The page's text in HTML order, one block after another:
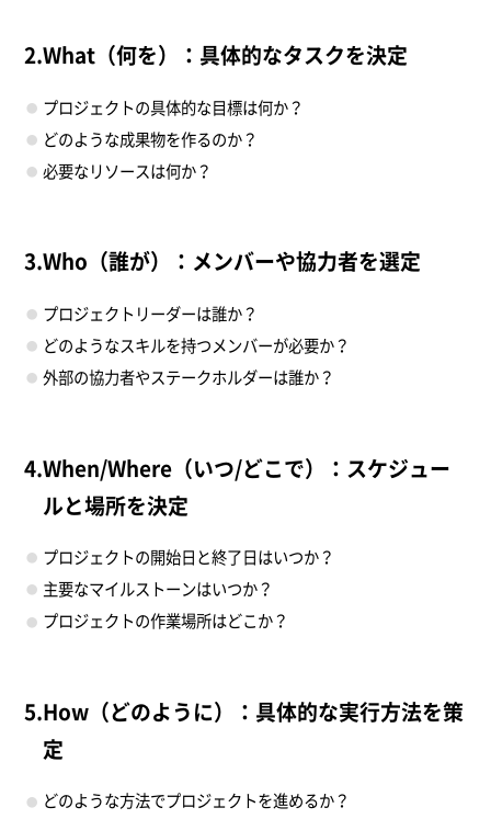
2.What（何を）：具体的なタスクを決定
プロジェクトの具体的な目標は何か？
どのような成果物を作るのか？
必要なリソースは何か？
3.Who（誰が）：メンバーや協力者を選定
プロジェクトリーダーは誰か？
どのようなスキルを持つメンバーが必要か？
外部の協力者やステークホルダーは誰か？
4.When/Where（いつ/どこで）：スケジュー
ルと場所を決定
プロジェクトの開始日と終了日はいつか？
主要なマイルストーンはいつか？
プロジェクトの作業場所はどこか？
5.How（どのように）：具体的な実行方法を策
定
どのような方法でプロジェクトを進めるか？